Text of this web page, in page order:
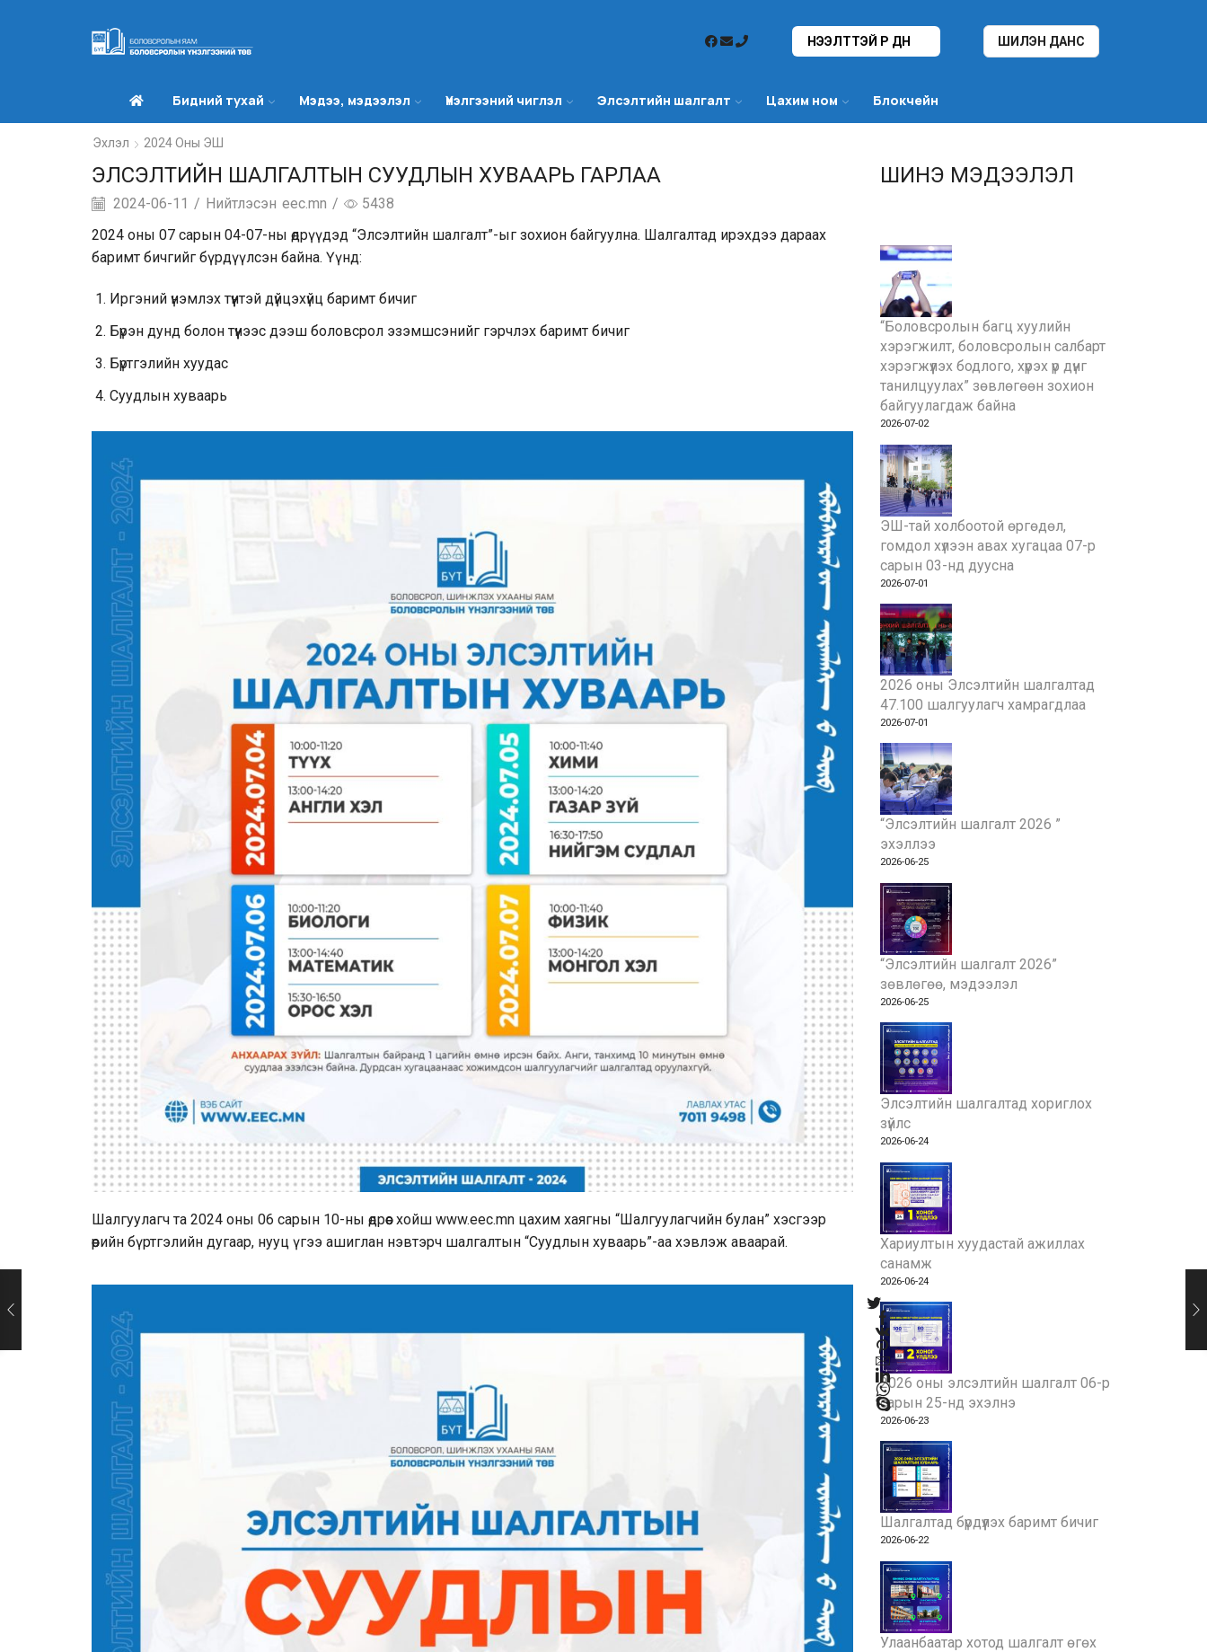
НЭЭЛТТЭЙ ҮР ДҮН ШИЛЭН ДАНС
Бидний тухай Мэдээ, мэдээлэл Үнэлгээний чиглэл Элсэлтийн шалгалт Цахим ном Блокчейн
Эхлэл 2024 Оны ЭШ
ЭЛСЭЛТИЙН ШАЛГАЛТЫН СУУДЛЫН ХУВААРЬ ГАРЛАА
2024-06-11 / Нийтлэсэн eec.mn /
5438
2024 оны 07 сарын 04-07-ны өдрүүдэд “Элсэлтийн шалгалт”-ыг зохион байгуулна. Шалгалтад ирэхдээ дараах
баримт бичгийг бүрдүүлсэн байна. Үүнд:
Иргэний үнэмлэх түүнтэй дүйцэхүйц баримт бичиг
Бүрэн дунд болон түүнээс дээш боловсрол эзэмшсэнийг гэрчлэх баримт бичиг
Бүртгэлийн хуудас
Суудлын хуваарь
Шалгуулагч та 2024 оны 06 сарын 10-ны өдрөөс хойш www.eec.mn цахим хаягны “Шалгуулагчийн булан” хэсгээр
өөрийн бүртгэлийн дугаар, нууц үгээ ашиглан нэвтэрч шалгалтын “Суудлын хуваарь”-аа хэвлэж аваарай.
ШИНЭ МЭДЭЭЛЭЛ
“Боловсролын багц хуулийн
хэрэгжилт, боловсролын салбарт
хэрэгжүүлэх бодлого, хүрэх үр дүнг
танилцуулах” зөвлөгөөн зохион
байгуулагдаж байна
2026-07-02
ЭШ-тай холбоотой өргөдөл,
гомдол хүлээн авах хугацаа 07-р
сарын 03-нд дуусна
2026-07-01
2026 оны Элсэлтийн шалгалтад
47.100 шалгуулагч хамрагдлаа
2026-07-01
“Элсэлтийн шалгалт 2026 ”
эхэллээ
2026-06-25
“Элсэлтийн шалгалт 2026”
зөвлөгөө, мэдээлэл
2026-06-25
Элсэлтийн шалгалтад хориглох
зүйлс
2026-06-24
Хариултын хуудастай ажиллах
санамж
2026-06-24
2026 оны элсэлтийн шалгалт 06-р
сарын 25-нд эхэлнэ
2026-06-23
Шалгалтад бүрдүүлэх баримт бичиг
2026-06-22
Улаанбаатар хотод шалгалт өгөх